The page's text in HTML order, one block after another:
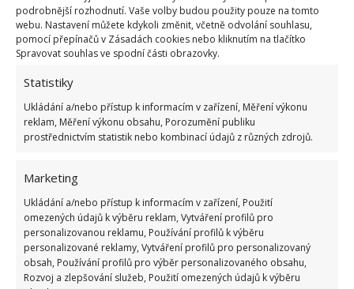
podrobnější rozhodnutí. Vaše volby budou použity pouze na tomto
webu. Nastavení můžete kdykoli změnit, včetně odvolání souhlasu,
pomocí přepínačů v Zásadách cookies nebo kliknutím na tlačítko
Spravovat souhlas ve spodní části obrazovky.
Statistiky
Ukládání a/nebo přístup k informacím v zařízení, Měření výkonu
reklam, Měření výkonu obsahu, Porozumění publiku
prostřednictvím statistik nebo kombinací údajů z různých zdrojů.
Marketing
Ukládání a/nebo přístup k informacím v zařízení, Použití
omezených údajů k výběru reklam, Vytváření profilů pro
personalizovanou reklamu, Používání profilů k výběru
personalizované reklamy, Vytváření profilů pro personalizovaný
obsah, Používání profilů pro výběr personalizovaného obsahu,
Rozvoj a zlepšování služeb, Použití omezených údajů k výběru
Abyste zabránili jejich přesídlení, lze tento postřik
použít i k preventivnímu ošetření okolních stromů.
Čím dříve se tohoto škůdce v zahradě zbavíte, tím
lépe.V případě potřeby celý postup několikrát
během sezóny zopakujte. Nezapomeňte stromy
následně pravidelně kontrolovat, abyste mohli
předejít jejich opětovnému výskytu nebo jinému
Zdroj:Domek i Ogrodek